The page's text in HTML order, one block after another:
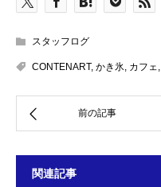
スタッフログ
CONTENART, かき氷, カフェ,
関連記事